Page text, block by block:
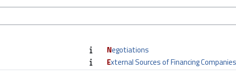
Negotiations
External Sources of Financing Companies